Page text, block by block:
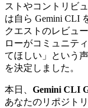
ストやコントリビ
は自ら Gemini CLI
クエストのレビュ
ローがコミュニテ
てほしい」という
を決定しました。
本日、 Gemini CLI
あなたのリポジト